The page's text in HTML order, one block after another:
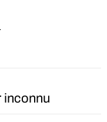
inconnu